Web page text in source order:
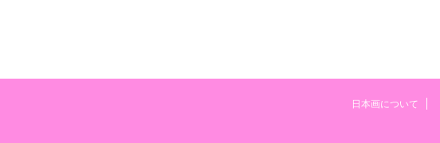
日本画について